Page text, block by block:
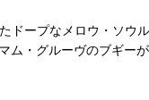
ープなメロウ・ソウ
・グルーヴのブギー